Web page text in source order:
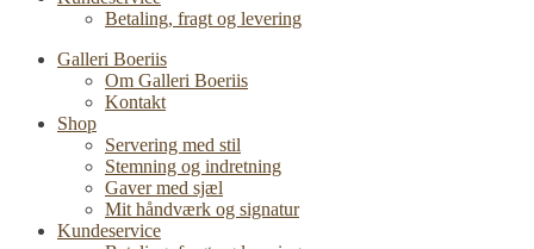
Betaling, fragt og levering
Galleri Boeriis
Om Galleri Boeriis
Kontakt
Shop
Servering med stil
Stemning og indretning
Gaver med sjæl
Mit håndværk og signatur
Kundeservice